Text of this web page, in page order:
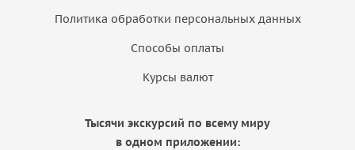
Политика обработки персональных данных
Способы оплаты
Курсы валют
Тысячи экскурсий по всему миру
в одном приложении: